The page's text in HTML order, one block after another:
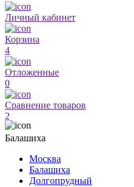
Личный кабинет
Корзина
4
Отложенные
0
Сравнение товаров
2
Балашиха
Москва
Балашиха
Долгопрудный